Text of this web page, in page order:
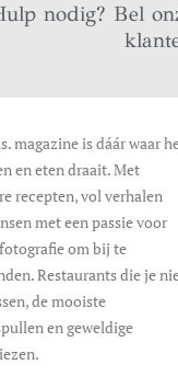
nodig? Bel
magazine is dáár waar
en eten draait. Met
recepten, vol verhalen
met een passie voor
om bij te
Restaurants die je
de mooiste
en geweldige